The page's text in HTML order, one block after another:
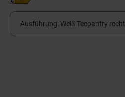
Ausführung: Weiß Teepantry recht